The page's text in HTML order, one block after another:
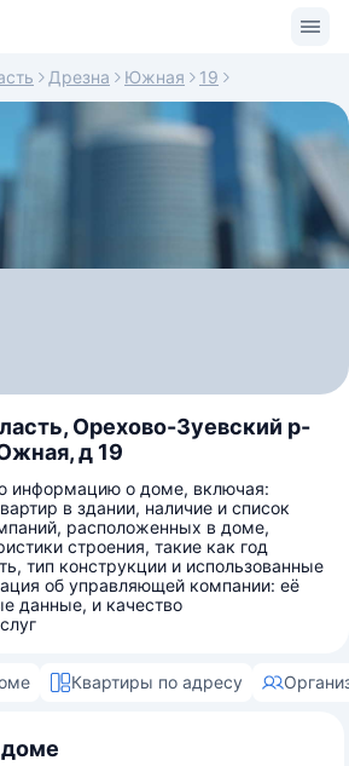
Дрезна Южная 19
Орехово-Зуевский р-
д 19
информацию о доме, включая:
в здании, наличие и список
расположенных в доме,
строения, такие как год
тип конструкции и использованные
об управляющей компании: её
данные, и качество
Квартиры по адресу